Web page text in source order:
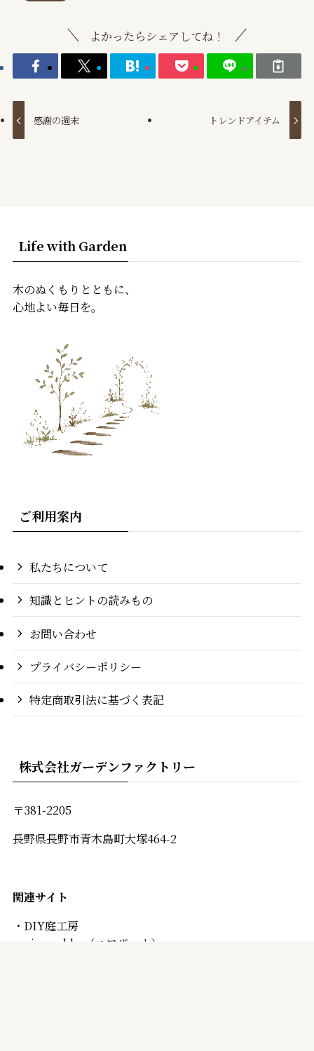
よかったらシェアしてね！
感謝の週末 トレンドアイテム
Life with Garden
木のぬくもりとともに、
心地よい毎日を。
ご利用案内
私たちについて
知識とヒントの読みもの
お問い合わせ
プライバシーポリシー
特定商取引法に基づく表記
株式会社ガーデンファクトリー
〒381-2205
長野県長野市青木島町大塚464-2
関連サイト
・ DIY庭工房
niwazakka
（ニワザッカ）